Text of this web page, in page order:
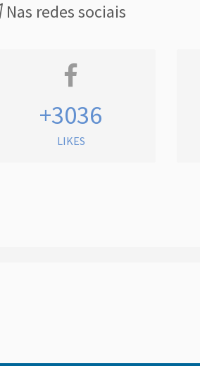
Nas redes sociais
+3036
LIKES